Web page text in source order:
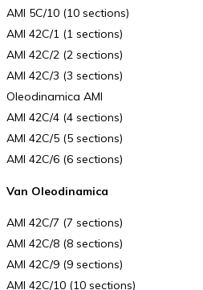
AMI 5C/10 (10 sections)
AMI 42C/1 (1 sections)
AMI 42C/2 (2 sections)
AMI 42C/3 (3 sections)
Oleodinamica AMI
AMI 42C/4 (4 sections)
AMI 42C/5 (5 sections)
AMI 42C/6 (6 sections)
Van Oleodinamica
AMI 42C/7 (7 sections)
AMI 42C/8 (8 sections)
AMI 42C/9 (9 sections)
AMI 42C/10 (10 sections)